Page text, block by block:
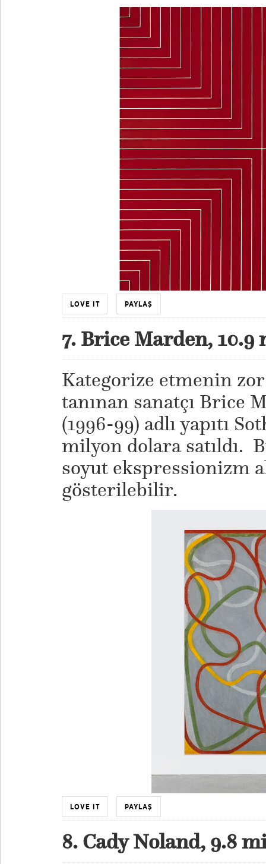
LOVE IT PAYLAŞ
7. Brice Marden,
Kategorize etmenin
tanınan sanatçı Brice
(1996-99) adlı yapıtı
milyon dolara satıldı.
soyut ekspressionizm
gösterilebilir.
LOVE IT PAYLAŞ
8. Cady Noland, 9.8